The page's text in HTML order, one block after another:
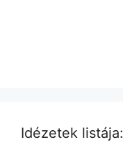
Idézetek listája: